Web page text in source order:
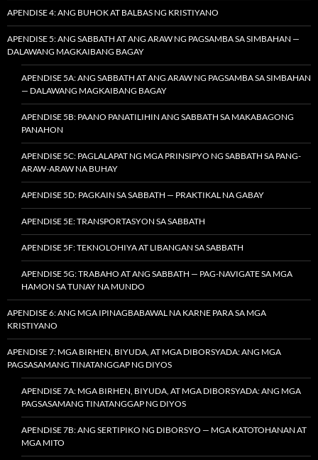
APENDISE 4: ANG BUHOK AT BALBAS NG KRISTIYANO
APENDISE 5: ANG SABBATH AT ANG ARAW NG PAGSAMBA SA SIMBAHAN —
DALAWANG MAGKAIBANG BAGAY
APENDISE 5A: ANG SABBATH AT ANG ARAW NG PAGSAMBA SA SIMBAHAN
— DALAWANG MAGKAIBANG BAGAY
APENDISE 5B: PAANO PANATILIHIN ANG SABBATH SA MAKABAGONG
PANAHON
APENDISE 5C: PAGLALAPAT NG MGA PRINSIPYO NG SABBATH SA PANG-
ARAW-ARAW NA BUHAY
APENDISE 5D: PAGKAIN SA SABBATH — PRAKTIKAL NA GABAY
APENDISE 5E: TRANSPORTASYON SA SABBATH
APENDISE 5F: TEKNOLOHIYA AT LIBANGAN SA SABBATH
APENDISE 5G: TRABAHO AT ANG SABBATH — PAG-NAVIGATE SA MGA
HAMON SA TUNAY NA MUNDO
APENDISE 6: ANG MGA IPINAGBABAWAL NA KARNE PARA SA MGA
KRISTIYANO
APENDISE 7: MGA BIRHEN, BIYUDA, AT MGA DIBORSYADA: ANG MGA
PAGSASAMANG TINATANGGAP NG DIYOS
APENDISE 7A: MGA BIRHEN, BIYUDA, AT MGA DIBORSYADA: ANG MGA
PAGSASAMANG TINATANGGAP NG DIYOS
APENDISE 7B: ANG SERTIPIKO NG DIBORSYO — MGA KATOTOHANAN AT
MGA MITO